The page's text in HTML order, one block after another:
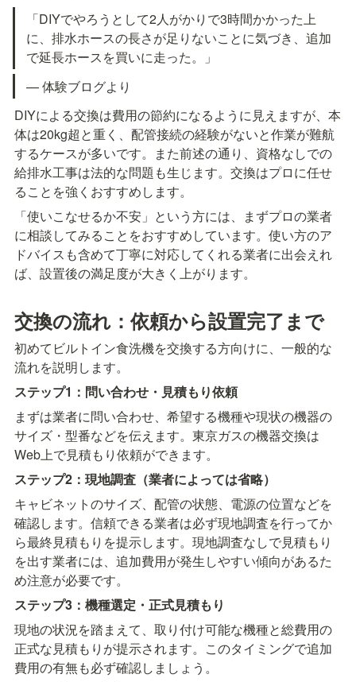
「DIYでやろうとして2人がかりで3時間かかった上
に、排水ホースの長さが足りないことに気づき、追加
で延長ホースを買いに走った。」
— 体験ブログより
DIYによる交換は費用の節約になるように見えますが、本
体は20kg超と重く、配管接続の経験がないと作業が難航
するケースが多いです。また前述の通り、資格なしでの
給排水工事は法的な問題も生じます。交換はプロに任せ
ることを強くおすすめします。
「使いこなせるか不安」という方には、まずプロの業者
に相談してみることをおすすめしています。使い方のア
ドバイスも含めて丁寧に対応してくれる業者に出会えれ
ば、設置後の満足度が大きく上がります。
交換の流れ：依頼から設置完了まで
初めてビルトイン食洗機を交換する方向けに、一般的な
流れを説明します。
ステップ1：問い合わせ・見積もり依頼
まずは業者に問い合わせ、希望する機種や現状の機器の
サイズ・型番などを伝えます。東京ガスの機器交換は
Web上で見積もり依頼ができます。
ステップ2：現地調査（業者によっては省略）
キャビネットのサイズ、配管の状態、電源の位置などを
確認します。信頼できる業者は必ず現地調査を行ってか
ら最終見積もりを提示します。現地調査なしで見積もり
を出す業者には、追加費用が発生しやすい傾向があるた
め注意が必要です。
ステップ3：機種選定・正式見積もり
現地の状況を踏まえて、取り付け可能な機種と総費用の
正式な見積もりが提示されます。このタイミングで追加
費用の有無も必ず確認しましょう。